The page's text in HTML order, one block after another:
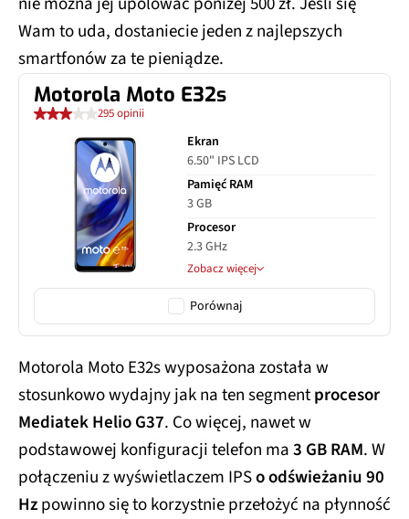
Wam to uda, dostaniecie jeden z najlepszych
smartfonów za te pieniądze.
Motorola Moto E32s
295 opinii
Ekran
6.50" IPS LCD
Pamięć RAM
3 GB
Procesor
2.3 GHz
Zobacz więcej
Porównaj
Motorola Moto E32s wyposażona została w
stosunkowo wydajny jak na ten segmentprocesor
Mediatek Helio G37. Co więcej, nawet w
podstawowej konfiguracji telefon ma3 GB RAM. W
połączeniu z wyświetlaczem IPSo odświeżaniu 90
Hzpowinno się to korzystnie przełożyć na płynność